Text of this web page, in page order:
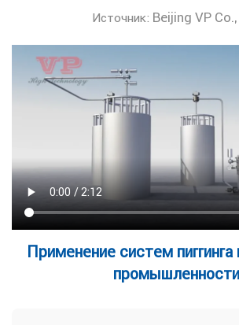
Источник: Beijing VP
Применение систем
промышленности